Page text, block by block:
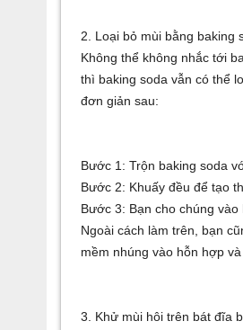
2. Loại bỏ mùi bằng baking
Không thể không nhắc tới
thì baking soda vẫn có thể
đơn giản sau:
Bước 1: Trộn baking soda
Bước 2: Khuấy đều để tạo
Bước 3: Bạn cho chúng
Ngoài cách làm trên, bạn
mềm nhúng vào hỗn hợp
3. Khử mùi hôi trên bát đĩa